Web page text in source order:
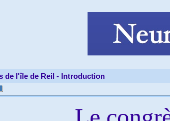
de l'île de Reil - Introduction